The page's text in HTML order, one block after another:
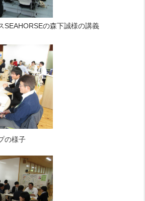
SEAHORSEの森下誠様の講義
の様子